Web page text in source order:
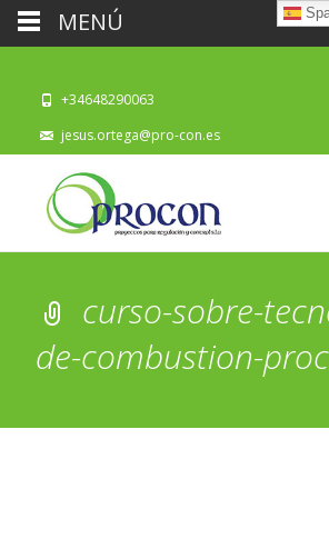
+34648290063
jesus.ortega@pro-con.es
curso-sobre-
de-combustion-
MENÚ